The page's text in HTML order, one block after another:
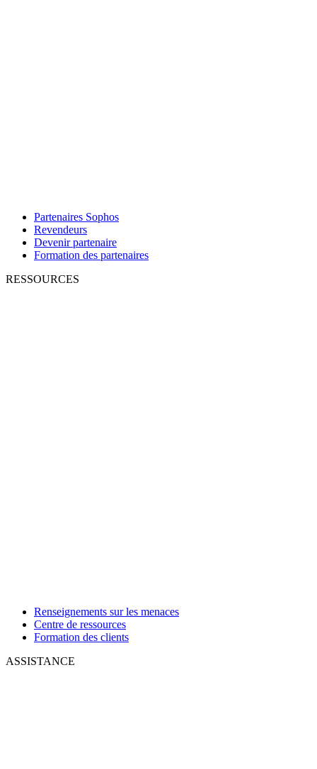
Partenaires Sophos
Revendeurs
Devenir partenaire
Formation des partenaires
RESSOURCES
Renseignements sur les menaces
Centre de ressources
Formation des clients
ASSISTANCE